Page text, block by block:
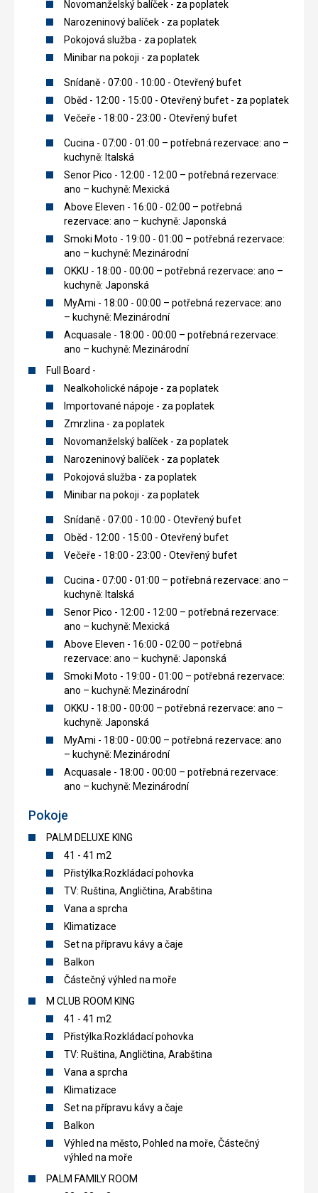
Novomanželský balíček - za poplatek
Narozeninový balíček - za poplatek
Pokojová služba - za poplatek
Minibar na pokoji - za poplatek
Snídaně - 07:00 - 10:00 - Otevřený bufet
Oběd - 12:00 - 15:00 - Otevřený bufet - za poplatek
Večeře - 18:00 - 23:00 - Otevřený bufet
Cucina - 07:00 - 01:00 – potřebná rezervace: ano –
kuchyně: Italská
Senor Pico - 12:00 - 12:00 – potřebná rezervace:
ano – kuchyně: Mexická
Above Eleven - 16:00 - 02:00 – potřebná
rezervace: ano – kuchyně: Japonská
Smoki Moto - 19:00 - 01:00 – potřebná rezervace:
ano – kuchyně: Mezinárodní
OKKU - 18:00 - 00:00 – potřebná rezervace: ano –
kuchyně: Japonská
MyAmi - 18:00 - 00:00 – potřebná rezervace: ano
– kuchyně: Mezinárodní
Acquasale - 18:00 - 00:00 – potřebná rezervace:
ano – kuchyně: Mezinárodní
Full Board -
Nealkoholické nápoje - za poplatek
Importované nápoje - za poplatek
Zmrzlina - za poplatek
Novomanželský balíček - za poplatek
Narozeninový balíček - za poplatek
Pokojová služba - za poplatek
Minibar na pokoji - za poplatek
Snídaně - 07:00 - 10:00 - Otevřený bufet
Oběd - 12:00 - 15:00 - Otevřený bufet
Večeře - 18:00 - 23:00 - Otevřený bufet
Cucina - 07:00 - 01:00 – potřebná rezervace: ano –
kuchyně: Italská
Senor Pico - 12:00 - 12:00 – potřebná rezervace:
ano – kuchyně: Mexická
Above Eleven - 16:00 - 02:00 – potřebná
rezervace: ano – kuchyně: Japonská
Smoki Moto - 19:00 - 01:00 – potřebná rezervace:
ano – kuchyně: Mezinárodní
OKKU - 18:00 - 00:00 – potřebná rezervace: ano –
kuchyně: Japonská
MyAmi - 18:00 - 00:00 – potřebná rezervace: ano
– kuchyně: Mezinárodní
Acquasale - 18:00 - 00:00 – potřebná rezervace:
ano – kuchyně: Mezinárodní
Pokoje
PALM DELUXE KING
41 - 41 m2
Přistýlka:Rozkládací pohovka
TV: Ruština, Angličtina, Arabština
Vana a sprcha
Klimatizace
Set na přípravu kávy a čaje
Balkon
Částečný výhled na moře
M CLUB ROOM KING
41 - 41 m2
Přistýlka:Rozkládací pohovka
TV: Ruština, Angličtina, Arabština
Vana a sprcha
Klimatizace
Set na přípravu kávy a čaje
Balkon
Výhled na město, Pohled na moře, Částečný
výhled na moře
PALM FAMILY ROOM